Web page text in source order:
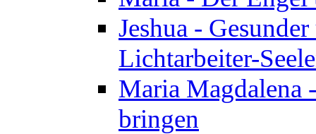
Jeshua -
Lichtarbeiter-
Maria Magdalena
bringen